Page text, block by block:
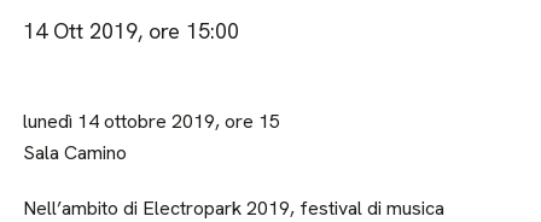
14 Ott 2019, ore 15:00
lunedì 14 ottobre 2019, ore 15
Sala Camino
Nell’ambito di Electropark 2019, festival di musica